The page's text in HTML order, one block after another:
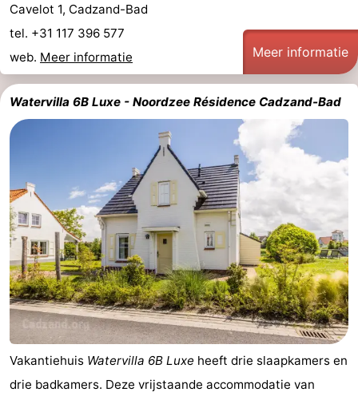
Cavelot 1, Cadzand-Bad
tel. +31 117 396 577
web. Meer informatie Meer informatie
Watervilla 6B Luxe - Noordzee Résidence Cadzand-Bad
Vakantiehuis Watervilla 6B Luxe heeft drie slaapkamers en
drie badkamers. Deze vrijstaande accommodatie van